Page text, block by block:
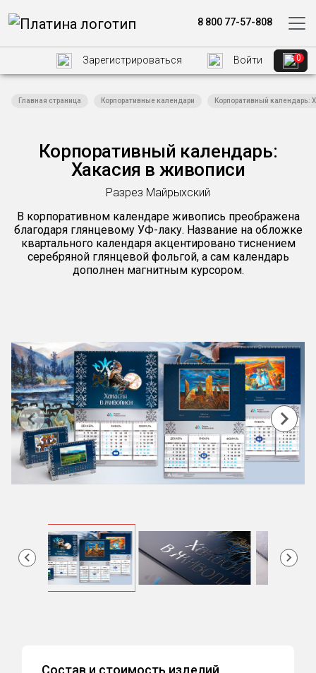
8 800 77-57-808
Зарегистрироваться Войти 0
Главная страница Корпоративные календари Корпоративный календарь:
Корпоративный календарь:
Хакасия в живописи
Разрез Майрыхский
В корпоративном календаре живопись преображена
благодаря глянцевому УФ-лаку. Название на обложке
квартального календаря акцентировано тиснением
серебряной глянцевой фольгой, а сам календарь
дополнен магнитным курсором.
Состав и стоимость изделий